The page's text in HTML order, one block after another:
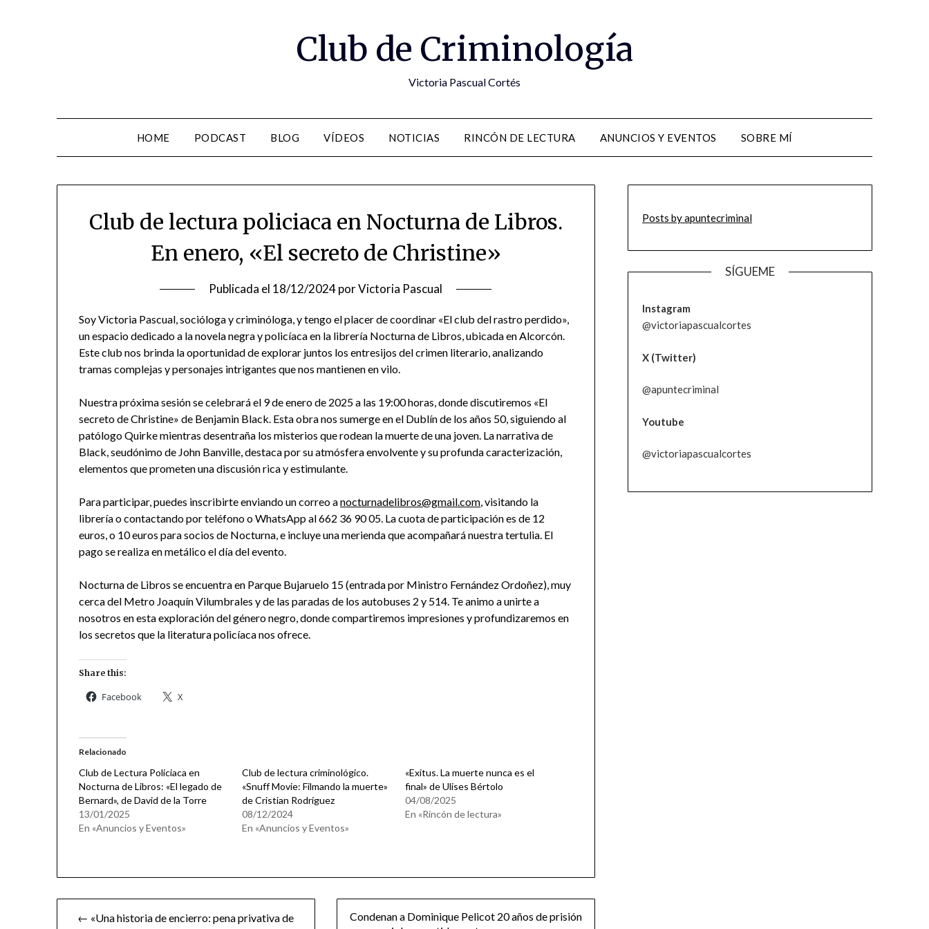
Club de Criminología
Victoria Pascual Cortés
HOME PODCAST BLOG VÍDEOS NOTICIAS RINCÓN DE LECTURA ANUNCIOS Y EVENTOS SOBRE MÍ
Club de lectura policiaca en Nocturna de Libros.
En enero, «El secreto de Christine»
Publicada el 18/12/2024porVictoria Pascual
Soy Victoria Pascual, socióloga y criminóloga, y tengo el placer de coordinar «El club del rastro perdido»,
un espacio dedicado a la novela negra y policíaca en la librería Nocturna de Libros, ubicada en Alcorcón.
Este club nos brinda la oportunidad de explorar juntos los entresijos del crimen literario, analizando
tramas complejas y personajes intrigantes que nos mantienen en vilo.
Nuestra próxima sesión se celebrará el 9 de enero de 2025 a las 19:00 horas, donde discutiremos «El
secreto de Christine» de Benjamin Black. Esta obra nos sumerge en el Dublín de los años 50, siguiendo al
patólogo Quirke mientras desentraña los misterios que rodean la muerte de una joven. La narrativa de
Black, seudónimo de John Banville, destaca por su atmósfera envolvente y su profunda caracterización,
elementos que prometen una discusión rica y estimulante.
Para participar, puedes inscribirte enviando un correo anocturnadelibros@gmail.com, visitando la
librería o contactando por teléfono o WhatsApp al 662 36 90 05. La cuota de participación es de 12
euros, o 10 euros para socios de Nocturna, e incluye una merienda que acompañará nuestra tertulia. El
pago se realiza en metálico el día del evento.
Nocturna de Libros se encuentra en Parque Bujaruelo 15 (entrada por Ministro Fernández Ordoñez), muy
cerca del Metro Joaquín Vilumbrales y de las paradas de los autobuses 2 y 514. Te animo a unirte a
nosotros en esta exploración del género negro, donde compartiremos impresiones y profundizaremos en
los secretos que la literatura policíaca nos ofrece.
Share this:
Facebook X
Relacionado
Club de Lectura Policiaca en
Nocturna de Libros: «El legado de
Bernard», de David de la Torre
13/01/2025
En «Anuncios y Eventos»
Club de lectura criminológico.
«Snuff Movie: Filmando la muerte»
de Cristian Rodríguez
08/12/2024
En «Anuncios y Eventos»
«Exitus. La muerte nunca es el
final» de Ulises Bértolo
04/08/2025
En «Rincón de lectura»
Navegación
← «Una historia de encierro: pena privativa de
Condenan a Dominique Pelicot 20 años de prisión
Posts by apuntecriminal
SÍGUEME
Instagram
@victoriapascualcortes
X (Twitter)
@apuntecriminal
Youtube
@victoriapascualcortes